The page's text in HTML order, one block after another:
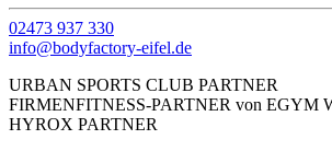
02473 937 330
info@bodyfactory-eifel.de
URBAN SPORTS CLUB PARTNER
FIRMENFITNESS-PARTNER von EGYM
HYROX PARTNER